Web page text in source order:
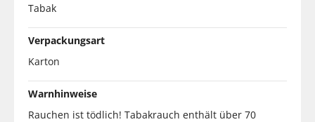
Tabak
Verpackungsart
Karton
Warnhinweise
Rauchen ist tödlich! Tabakrauch enthält über 70